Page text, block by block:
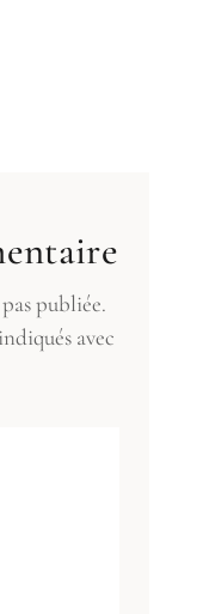
publiée.
avec